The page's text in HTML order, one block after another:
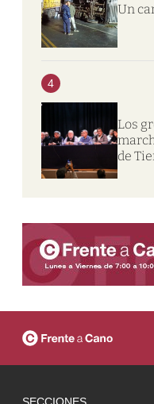
Un
4
Los
de
SECCIONES